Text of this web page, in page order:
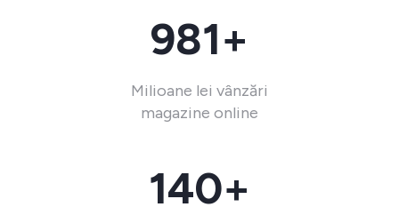
981+
Milioane lei vânzări
magazine online
140+